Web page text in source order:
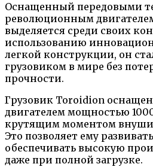
Оснащенный передовыми
революционным
выделяется среди своих
использованию
легкой конструкции, он
грузовиком в мире без
прочности.
Грузовик Toroidion
двигателем мощностью
крутящим моментом
Это позволяет ему
обеспечивать высокую
даже при полной загрузке.